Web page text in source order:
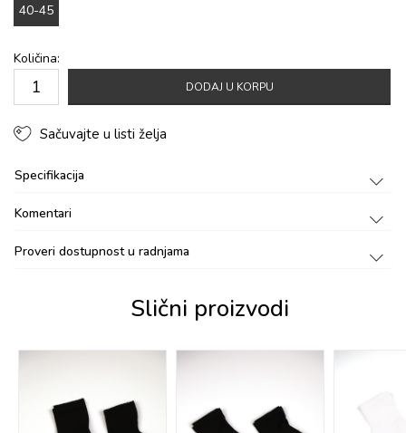
40-45
Količina:
DODAJ U KORPU
Sačuvajte u listi želja
Specifikacija
Komentari
Proveri dostupnost u radnjama
Slični proizvodi